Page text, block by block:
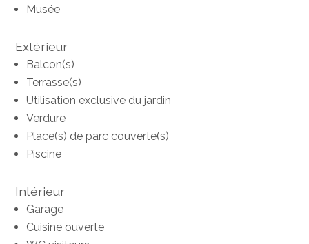
Musée
Extérieur
Balcon(s)
Terrasse(s)
Utilisation exclusive du jardin
Verdure
Place(s) de parc couverte(s)
Piscine
Intérieur
Garage
Cuisine ouverte